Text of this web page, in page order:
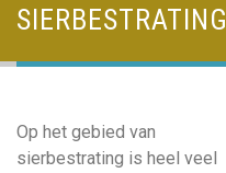
SIERBESTRATING
Op het gebied van
sierbestrating is heel veel